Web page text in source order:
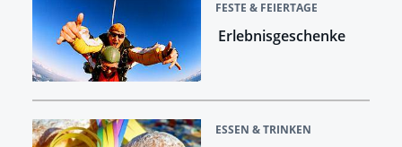
FESTE & FEIERTAGE
Erlebnisgeschenke
ESSEN & TRINKEN